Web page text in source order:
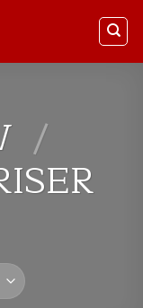
/